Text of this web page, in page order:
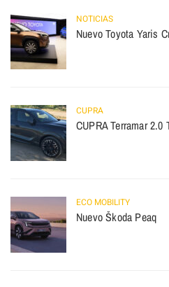
NOTICIAS
Nuevo Toyota Yaris
CUPRA
CUPRA Terramar
ECO MOBILITY
Nuevo Škoda Peaq